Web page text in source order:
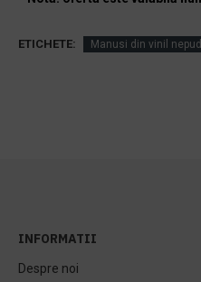
ETICHETE: Manusi din vinil
INFORMATII
Despre noi